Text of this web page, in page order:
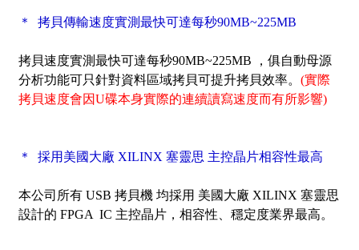
＊ 拷貝傳輸速度實測最快可達每秒90MB~225MB
拷貝速度實測最快可達每秒90MB~225MB ，俱自動母源
分析功能可只針對資料區域拷貝可提升拷貝效率。 (實際
拷貝速度會因U碟本身實際的連續讀寫速度而有所影響)
＊ 採用美國大廠 XILINX 塞靈思 主控晶片相容性最高
本公司所有 USB 拷貝機 均採用 美國大廠 XILINX 塞靈思
設計的 FPGA IC 主控晶片，相容性、穩定度業界最高。